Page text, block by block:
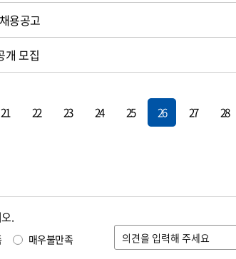
용공고
개 모집
21 22 23 24 25 26 27 28
.
매우불만족